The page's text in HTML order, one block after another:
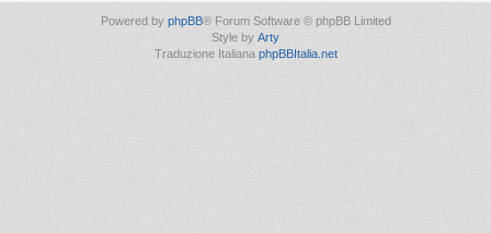
Powered by phpBB® Forum Software © phpBB Limited
Style by Arty
Traduzione Italiana phpBBItalia.net